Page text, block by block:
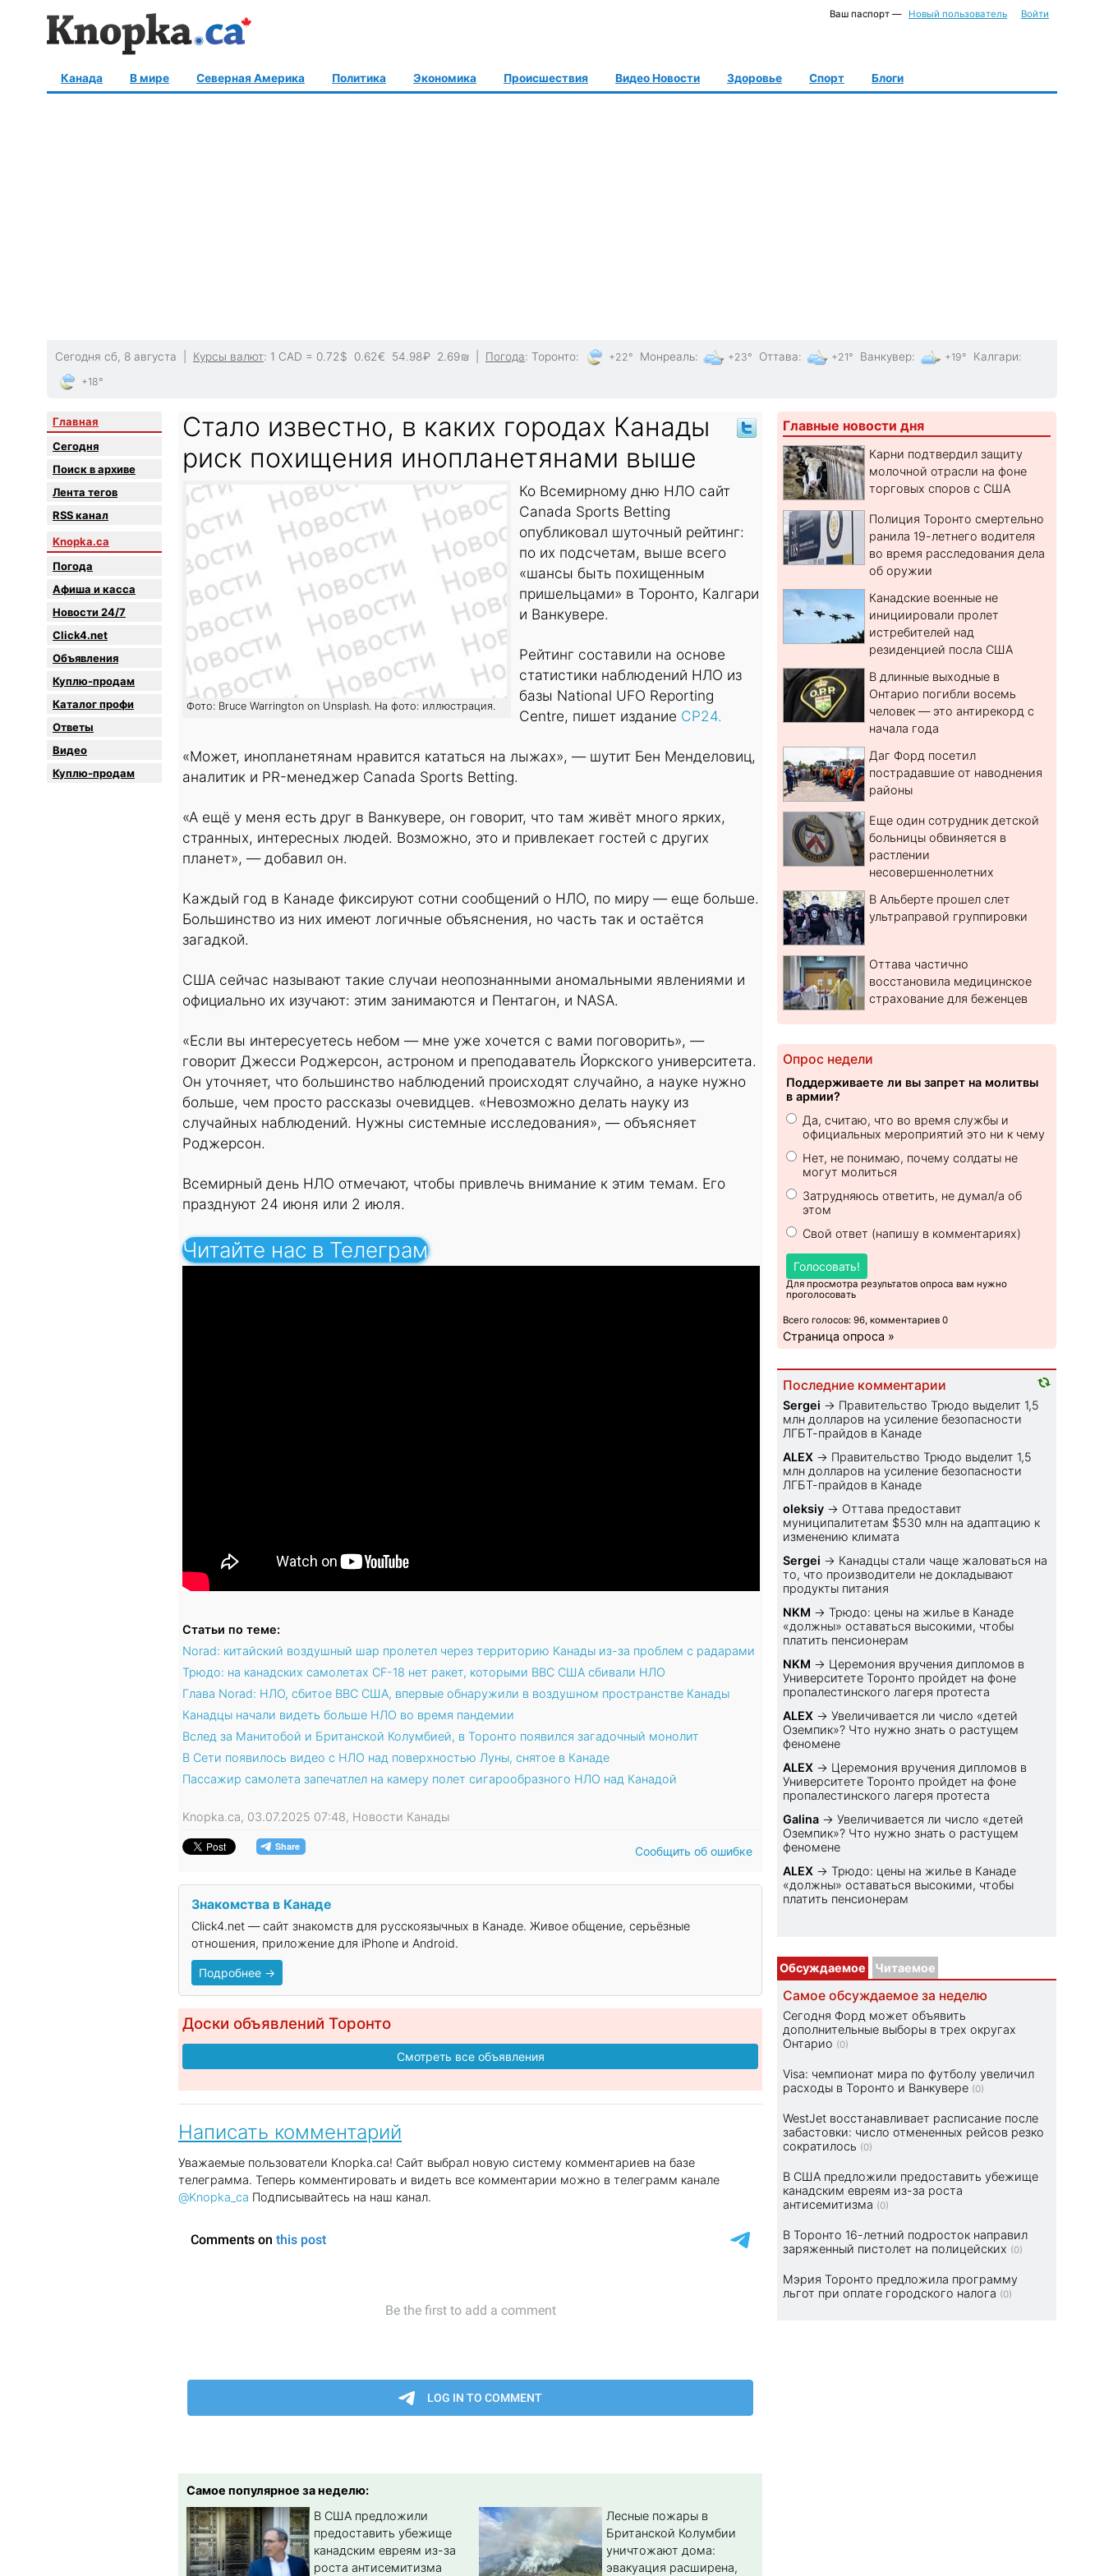
Ваш паспорт — Новый пользователь Войти
Канада В мире Северная Америка Политика Экономика Происшествия Видео Новости Здоровье Спорт Блоги
Сегодня сб, 8 августа | Курсы валют: 1 CAD = 0.72$ 0.62€ 54.98₽ 2.69₪ Погода: Торонто: +22° Монреаль: +23° Оттава: +21° Ванкувер: +19° Калгари:
+18°
Главная
Сегодня
Поиск в архиве
Лента тегов
RSS канал
Knopka.ca
Погода
Афиша и касса
Новости 24/7
Click4.net
Объявления
Куплю-продам
Каталог профи
Oтветы
Видео
Куплю-продам
Стало известно, в каких городах Канады
риск похищения инопланетянами выше
Фото: Bruce Warrington on Unsplash. На фото: иллюстрация.
Ко Всемирному дню НЛО сайт
Canada Sports Betting
опубликовал шуточный рейтинг:
по их подсчетам, выше всего
«шансы быть похищенным
пришельцами» в Торонто, Калгари
и Ванкувере.
Рейтинг составили на основе
статистики наблюдений НЛО из
базы National UFO Reporting
Centre, пишет издание CP24.
«Может, инопланетянам нравится кататься на лыжах», — шутит Бен Менделовиц,
аналитик и PR-менеджер Canada Sports Betting.
«А ещё у меня есть друг в Ванкувере, он говорит, что там живёт много ярких,
странных, интересных людей. Возможно, это и привлекает гостей с других
планет», — добавил он.
Каждый год в Канаде фиксируют сотни сообщений о НЛО, по миру — еще больше.
Большинство из них имеют логичные объяснения, но часть так и остаётся
загадкой.
США сейчас называют такие случаи неопознанными аномальными явлениями и
официально их изучают: этим занимаются и Пентагон, и NASA.
«Если вы интересуетесь небом — мне уже хочется с вами поговорить», —
говорит Джесси Роджерсон, астроном и преподаватель Йоркского университета.
Он уточняет, что большинство наблюдений происходят случайно, а науке нужно
больше, чем просто рассказы очевидцев. «Невозможно делать науку из
случайных наблюдений. Нужны системные исследования», — объясняет
Роджерсон.
Всемирный день НЛО отмечают, чтобы привлечь внимание к этим темам. Его
празднуют 24 июня или 2 июля.
Читайте нас в Телеграм
Статьи по теме:
Norad: китайский воздушный шар пролетел через территорию Канады из-за проблем с радарами
Трюдо: на канадских самолетах CF-18 нет ракет, которыми ВВС США сбивали НЛО
Глава Norad: НЛО, сбитое ВВС США, впервые обнаружили в воздушном пространстве Канады
Канадцы начали видеть больше НЛО во время пандемии
Вслед за Манитобой и Британской Колумбией, в Торонто появился загадочный монолит
В Сети появилось видео с НЛО над поверхностью Луны, снятое в Канаде
Пассажир самолета запечатлел на камеру полет сигарообразного НЛО над Канадой
Knopka.ca, 03.07.2025 07:48, Новости Канады
Сообщить об ошибке
Знакомства в Канаде
Click4.net — сайт знакомств для русскоязычных в Канаде. Живое общение, серьёзные
отношения, приложение для iPhone и Android.
Подробнее →
Доски объявлений Торонто
Смотреть все объявления
Написать комментарий
Уважаемые пользователи Knopka.ca! Сайт выбрал новую систему комментариев на базе
телеграмма. Теперь комментировать и видеть все комментарии можно в телеграмм канале
@Knopka_ca Подписывайтесь на наш канал.
Самое популярное за неделю:
В США предложили
предоставить убежище
канадским евреям из-за
роста антисемитизма
Лесные пожары в
Британской Колумбии
уничтожают дома:
эвакуация расширена,
Главные новости дня
Карни подтвердил защиту
молочной отрасли на фоне
торговых споров с США
Полиция Торонто смертельно
ранила 19-летнего водителя
во время расследования дела
об оружии
Канадские военные не
инициировали пролет
истребителей над
резиденцией посла США
В длинные выходные в
Онтарио погибли восемь
человек — это антирекорд с
начала года
Даг Форд посетил
пострадавшие от наводнения
районы
Еще один сотрудник детской
больницы обвиняется в
растлении
несовершеннолетних
В Альберте прошел слет
ультраправой группировки
Оттава частично
восстановила медицинское
страхование для беженцев
Опрос недели
Поддерживаете ли вы запрет на молитвы
в армии?
Да, считаю, что во время службы и
официальных мероприятий это ни к чему
Нет, не понимаю, почему солдаты не
могут молиться
Затрудняюсь ответить, не думал/а об
этом
Свой ответ (напишу в комментариях)
Голосовать!
Для просмотра результатов опроса вам нужно
проголосовать
Всего голосов: 96, комментариев 0
Страница опроса »
Последние комментарии
Sеrgei → Правительство Трюдо выделит 1,5
млн долларов на усиление безопасности
ЛГБТ-прайдов в Канаде
ALEX → Правительство Трюдо выделит 1,5
млн долларов на усиление безопасности
ЛГБТ-прайдов в Канаде
oleksiy → Оттава предоставит
муниципалитетам $530 млн на адаптацию к
изменению климата
Sеrgei → Канадцы стали чаще жаловаться на
то, что производители не докладывают
продукты питания
NKM →Трюдо: цены на жилье в Канаде
«должны» оставаться высокими, чтобы
платить пенсионерам
NKM → Церемония вручения дипломов в
Университете Торонто пройдет на фоне
пропалестинского лагеря протеста
ALEX →Увеличивается ли число «детей
Оземпик»? Что нужно знать о растущем
феномене
ALEX → Церемония вручения дипломов в
Университете Торонто пройдет на фоне
пропалестинского лагеря протеста
Galina →Увеличивается ли число «детей
Оземпик»? Что нужно знать о растущем
феномене
ALEX →Трюдо: цены на жилье в Канаде
«должны» оставаться высокими, чтобы
платить пенсионерам
Обсуждаемое Читаемое
Самое обсуждаемое за неделю
Сегодня Форд может объявить
дополнительные выборы в трех округах
Онтарио (0)
Visa: чемпионат мира по футболу увеличил
расходы в Торонто и Ванкувере (0)
WestJet восстанавливает расписание после
забастовки: число отмененных рейсов резко
сократилось (0)
В США предложили предоставить убежище
канадским евреям из-за роста
антисемитизма (0)
В Торонто 16-летний подросток направил
заряженный пистолет на полицейских (0)
Мэрия Торонто предложила программу
льгот при оплате городского налога (0)